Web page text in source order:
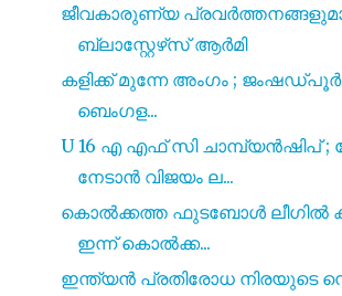
ജീവകാരുണ്യ
ബ്ലാസ്റ്റേഴ്‌സ് ആർമി
കളിക്ക് മുന്നേ അംഗം ;
ബെംഗള...
U 16 എ എഫ് സി ചാമ്പ്യൻഷിപ്
നേടാൻ വിജയം ല...
കൊൽക്കത്ത ഫുടബോൾ ലീഗിൽ
ഇന്ന് കൊൽക്ക...
ഇന്ത്യൻ പ്രതിരോധ നിരയുടെ